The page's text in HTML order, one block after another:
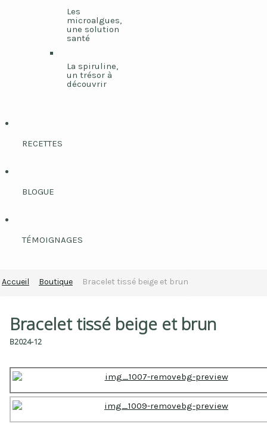
Les
microalgues,
une solution
santé
La spiruline,
un trésor à
découvrir
RECETTES
BLOGUE
TÉMOIGNAGES
Accueil Boutique Bracelet tissé beige et brun
Bracelet tissé beige et brun
B2024-12